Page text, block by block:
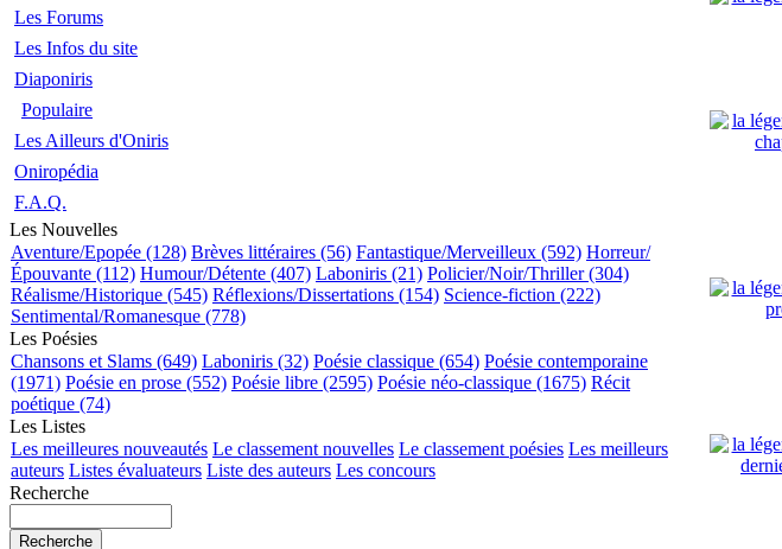
Les Forums
Les Infos du site
Diaponiris
Populaire
Les Ailleurs d'Oniris
Oniropédia
F.A.Q.
Les Nouvelles
Aventure/Epopée (128) Brèves littéraires (56) Fantastique/Merveilleux (592) Horreur/
Épouvante (112) Humour/Détente (407) Laboniris (21) Policier/Noir/Thriller (304)
Réalisme/Historique (545) Réflexions/Dissertations (154) Science-fiction (222)
Sentimental/Romanesque (778)
Les Poésies
Chansons et Slams (649) Laboniris (32) Poésie classique (654) Poésie contemporaine
(1971) Poésie en prose (552) Poésie libre (2595) Poésie néo-classique (1675) Récit
poétique (74)
Les Listes
Les meilleures nouveautés Le classement nouvelles Le classement poésies Les meilleurs
auteurs Listes évaluateurs Liste des auteurs Les concours
Recherche